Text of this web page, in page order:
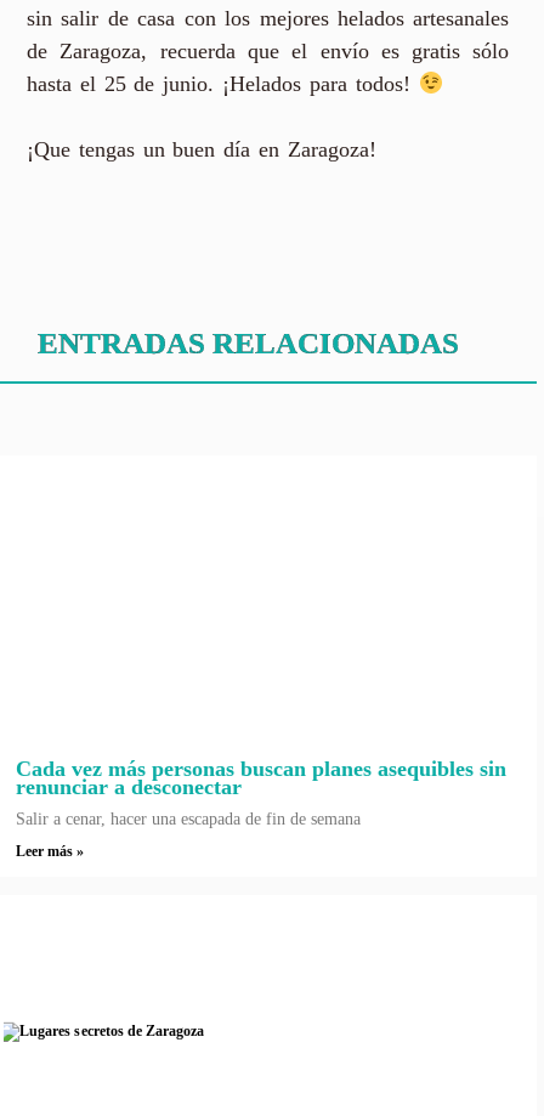
sin salir de casa con los mejores helados artesanales
de Zaragoza, recuerda que el envío es gratis sólo
hasta el 25 de junio. ¡Helados para todos!
¡Que tengas un buen día en Zaragoza!
ENTRADAS RELACIONADAS
Cada vez más personas buscan planes asequibles sin
renunciar a desconectar
Salir a cenar, hacer una escapada de fin de semana
Leer más »